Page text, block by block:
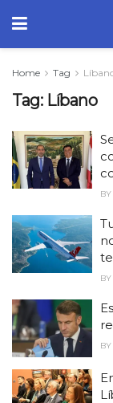
Home Tag
Tag: Líbano
BY
BY
BY